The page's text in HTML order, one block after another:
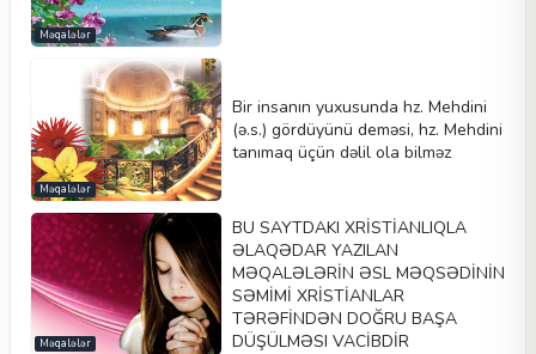
Məqalələr
Məqalələr
Bir insanın yuxusunda hz. Mehdini
(ə.s.) gördüyünü deməsi, hz. Mehdini
tanımaq üçün dəlil ola bilməz
Məqalələr
BU SAYTDAKI XRİSTİANLIQLA
ƏLAQƏDAR YAZILAN
MƏQALƏLƏRİN ƏSL MƏQSƏDİNİN
SƏMİMİ XRİSTİANLAR
TƏRƏFİNDƏN DOĞRU BAŞA
DÜŞÜLMƏSI VACİBDİR